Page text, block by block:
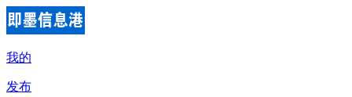
我的
发布